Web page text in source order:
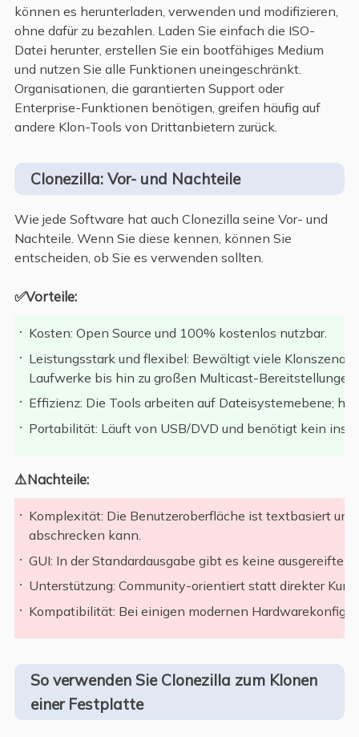
können es herunterladen, verwenden und modifizieren,
ohne dafür zu bezahlen. Laden Sie einfach die ISO-
Datei herunter, erstellen Sie ein bootfähiges Medium
und nutzen Sie alle Funktionen uneingeschränkt.
Organisationen, die garantierten Support oder
Enterprise-Funktionen benötigen, greifen häufig auf
andere Klon-Tools von Drittanbietern zurück.
Clonezilla: Vor- und Nachteile
Wie jede Software hat auch Clonezilla seine Vor- und
Nachteile. Wenn Sie diese kennen, können Sie
entscheiden, ob Sie es verwenden sollten.
✅Vorteile:
Kosten: Open Source und 100% kostenlos nutzbar.
Leistungsstark und flexibel: Bewältigt viele
Laufwerke bis hin zu großen Multicast-Bereitstellungen.
Effizienz: Die Tools arbeiten auf Dateisystemebene;
Portabilität: Läuft von USB/DVD und benötigt kein
⚠️Nachteile:
Komplexität: Die Benutzeroberfläche ist textbasiert
abschrecken kann.
GUI: In der Standardausgabe gibt es keine ausgereifte
Unterstützung: Community-orientiert statt direkter
Kompatibilität: Bei einigen modernen
So verwenden Sie Clonezilla zum Klonen
einer Festplatte